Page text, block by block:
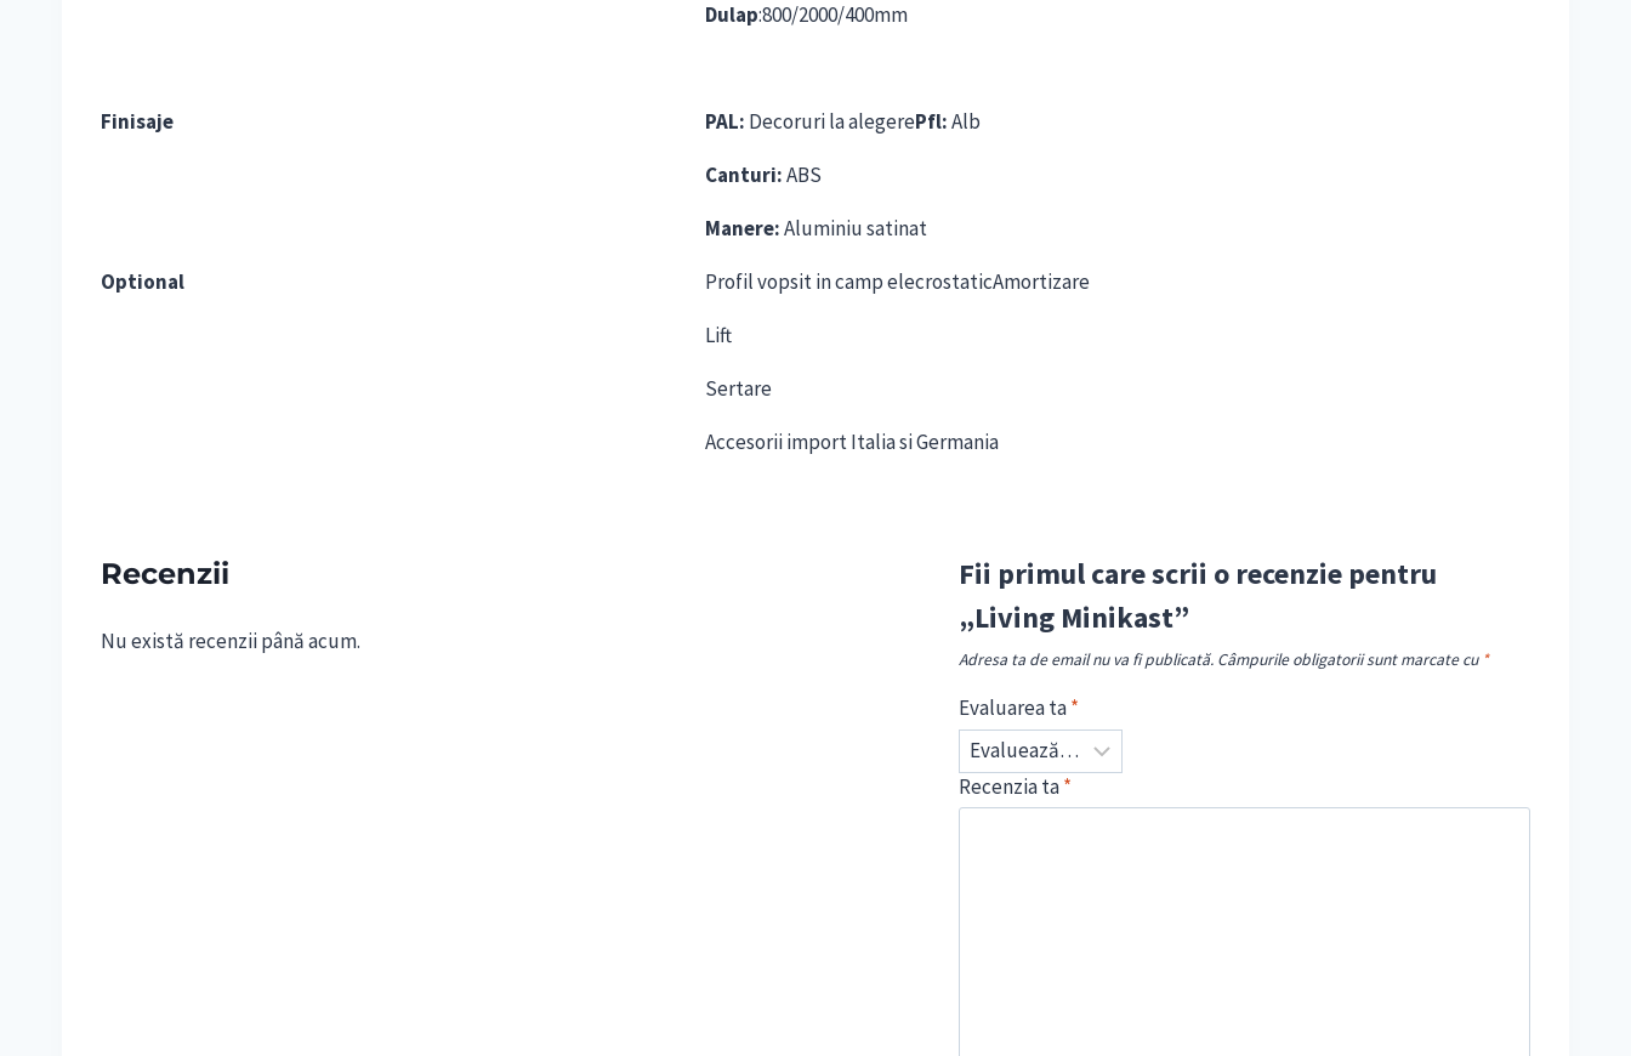
Dulap:800/2000/400mm
Finisaje PAL: Decoruri la alegerePfl:Alb
Canturi:ABS
Manere:Aluminiu satinat
Optional
Profil vopsit in camp elecrostaticAmortizare
Lift
Sertare
Accesorii import Italia si Germania
Recenzii
Nu există recenzii până acum.
Fii primul care scrii o recenzie pentru
„Living Minikast”
Adresa ta de email nu va fi publicată. Câmpurile obligatorii sunt marcate cu *
Evaluarea ta*
Recenzia ta*